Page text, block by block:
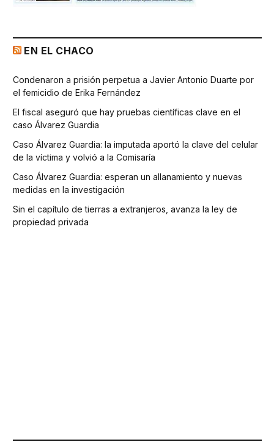
EN EL CHACO
Condenaron a prisión perpetua a Javier Antonio Duarte por
el femicidio de Erika Fernández
El fiscal aseguró que hay pruebas científicas clave en el
caso Álvarez Guardia
Caso Álvarez Guardia: la imputada aportó la clave del celular
de la víctima y volvió a la Comisaría
Caso Álvarez Guardia: esperan un allanamiento y nuevas
medidas en la investigación
Sin el capítulo de tierras a extranjeros, avanza la ley de
propiedad privada